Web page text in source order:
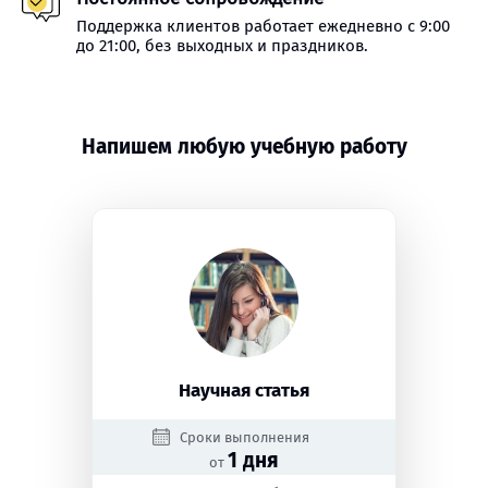
Поддержка клиентов работает ежедневно с 9:00
до 21:00, без выходных и праздников.
Напишем любую учебную работу
Научная статья
Сроки выполнения
от 1 дня